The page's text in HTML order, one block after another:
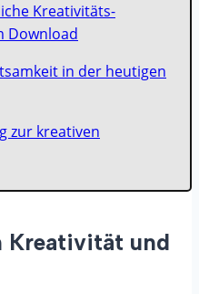
Kreativitäts-
Download
in der heutigen
zur kreativen
Kreativität und